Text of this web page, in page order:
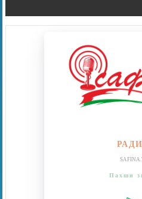
Пахши